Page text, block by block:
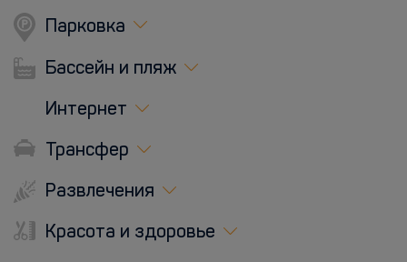
Парковка
Бассейн и пляж
Интернет
Трансфер
Развлечения
Красота и здоровье